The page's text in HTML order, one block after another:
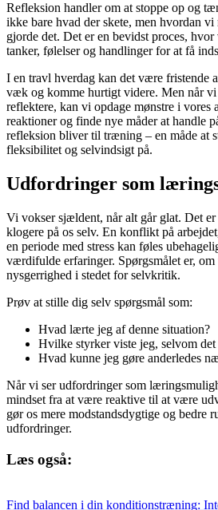
Refleksion handler om at stoppe op og
ikke bare hvad der skete, men hvordan
gjorde det. Det er en bevidst proces,
tanker, følelser og handlinger for at få
I en travl hverdag kan det være fristende
væk og komme hurtigt videre. Men når vi
reflektere, kan vi opdage mønstre i vores
reaktioner og finde nye måder at handle
refleksion bliver til træning – en måde at
fleksibilitet og selvindsigt på.
Udfordringer som
Vi vokser sjældent, når alt går glat. Det
klogere på os selv. En konflikt på
en periode med stress kan føles
værdifulde erfaringer. Spørgsmålet er, om
nysgerrighed i stedet for selvkritik.
Prøv at stille dig selv spørgsmål som:
Hvad lærte jeg af denne situation?
Hvilke styrker viste jeg, selvom
Hvad kunne jeg gøre anderledes
Når vi ser udfordringer som
mindset fra at være reaktive til at være
gør os mere modstandsdygtige og bedre
udfordringer.
Læs også:
Find balancen i din konditionstræning: